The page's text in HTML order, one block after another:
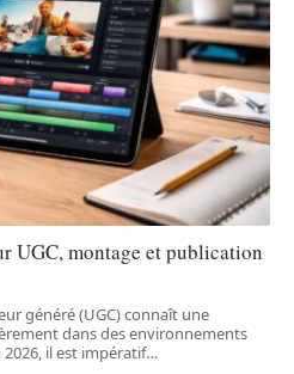
UGC, montage et publication
généré (UGC) connaît une
dans des environnements
il est impératif…